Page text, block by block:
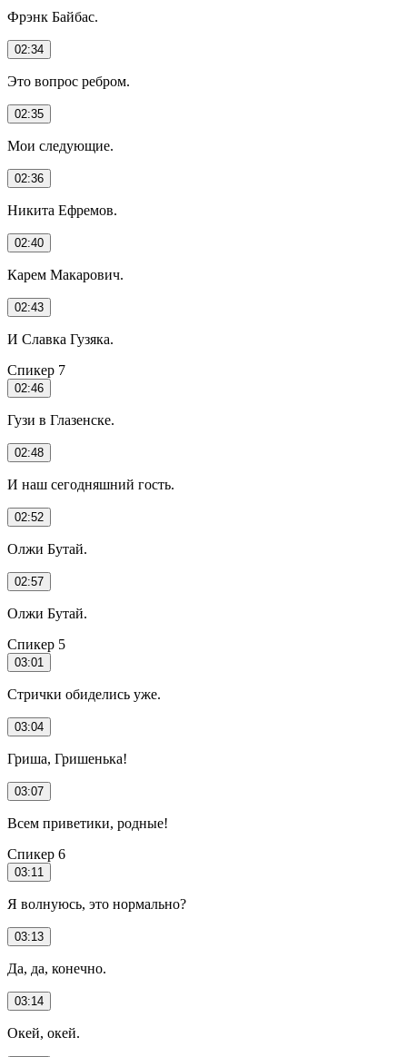
Фрэнк Байбас.
02:34
Это вопрос ребром.
02:35
Мои следующие.
02:36
Никита Ефремов.
02:40
Карем Макарович.
02:43
И Славка Гузяка.
Спикер 7
02:46
Гузи в Глазенске.
02:48
И наш сегодняшний гость.
02:52
Олжи Бутай.
02:57
Олжи Бутай.
Спикер 5
03:01
Стрички обиделись уже.
03:04
Гриша, Гришенька!
03:07
Всем приветики, родные!
Спикер 6
03:11
Я волнуюсь, это нормально?
03:13
Да, да, конечно.
03:14
Окей, окей.